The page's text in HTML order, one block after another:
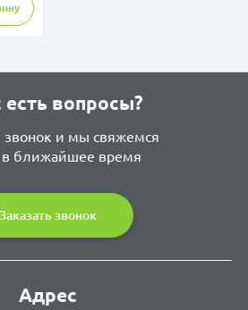
есть вопросы?
звонок и мы свяжемся
в ближайшее время
Заказать звонок
Адрес